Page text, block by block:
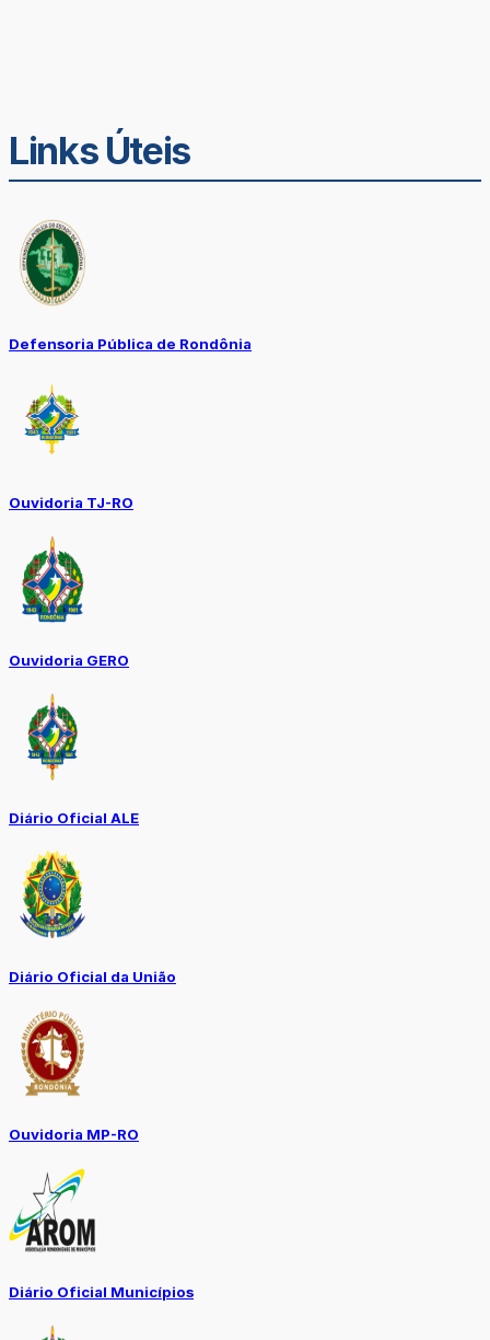
Links Úteis
Defensoria Pública de Rondônia
Ouvidoria TJ-RO
Ouvidoria GERO
Diário Oficial ALE
Diário Oficial da União
Ouvidoria MP-RO
Diário Oficial Municípios